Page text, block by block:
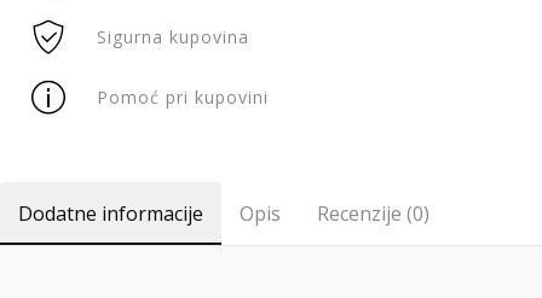
Sigurna kupovina
Pomoć pri kupovini
Dodatne informacije Opis Recenzije (0)